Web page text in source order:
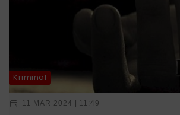
Kriminal
11 MAR 2024 | 11:49